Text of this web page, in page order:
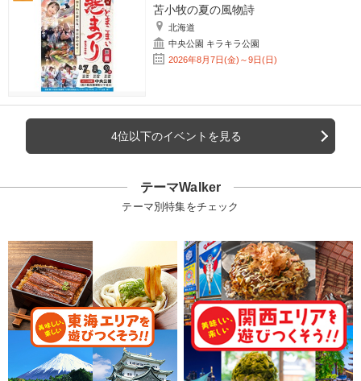
苫小牧の夏の風物詩
北海道
中央公園 キラキラ公園
2026年8月7日(金)～9日(日)
4位以下のイベントを見る
テーマWalker
テーマ別特集をチェック